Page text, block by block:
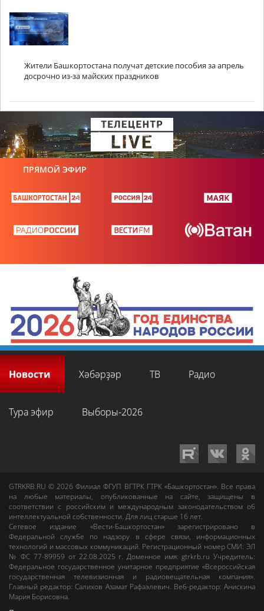
Жители Башкортостана получат детские пособия за апрель
досрочно из-за майских праздников
ПРЯМОЙ ЭФИР
Новости Хәбәрҙәр ТВ Радио
Тура эфир Выборы-2026
GTRKRB.RU © 2026Филиал ФГУП ВГТРК ГТРК «Башкортостан». Все права
на любые материалы, опубликованные на сайте, защищены в
соответствии с российским и международным законодательством об
интеллектуальной собственности. Для лиц старше 16 лет.
Сетевое издание «Вести-Башкортостан»зарегистрировано в
Федеральной службе по надзору в сфере связи, информационных
технологий и массовых коммуникаций. Регистрационный номер СМИ: ЭЛ
№ ФС 77-89959 от 22.08.2025 г. Доменное имя:gtrkrb.ru Учредитель:
Федеральное государственное унитарное предприятие «Всероссийская
государственная телевизионная и радиовещательная компания».
Главный редактор:Салихов Азамат Рафаэлевич. Веб-редактор:Анискина
Мария Борисовна.